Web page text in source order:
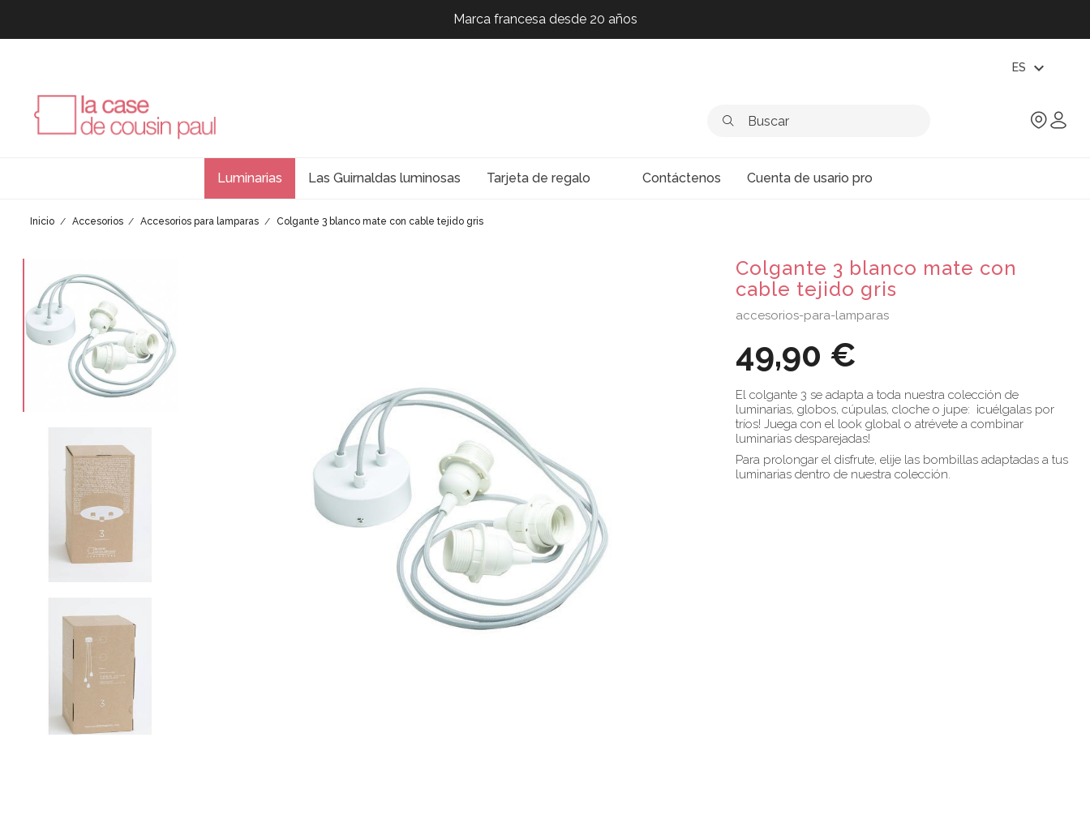
Marca francesa desde 20 años
Marca francesa desde 20 años
ES expand_more
Luminarias Las Guirnaldas luminosas Tarjeta de regalo Contáctenos Cuenta de usario pro
Inicio Accesorios Accesorios para lamparas Colgante 3 blanco mate con cable tejido gris
Colgante 3 blanco mate con
cable tejido gris
accesorios-para-lamparas
49,90 €
El colgante 3 se adapta a toda nuestra colección de
luminarias, globos, cúpulas, cloche o jupe: ¡cuélgalas por
tríos! Juega con el look global o atrévete a combinar
luminarias desparejadas!
Para prolongar el disfrute, elije las bombillas adaptadas a tus
luminarias dentro de nuestra colección.